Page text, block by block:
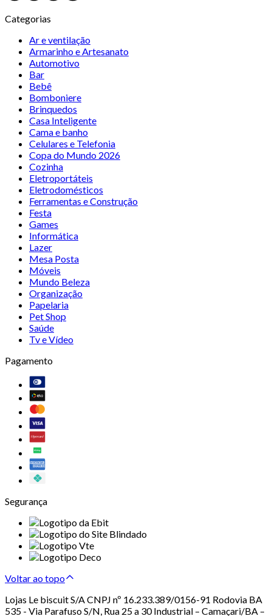
Categorias
Ar e ventilação
Armarinho e Artesanato
Automotivo
Bar
Bebê
Bomboniere
Brinquedos
Casa Inteligente
Cama e banho
Celulares e Telefonia
Copa do Mundo 2026
Cozinha
Eletroportáteis
Eletrodomésticos
Ferramentas e Construção
Festa
Games
Informática
Lazer
Mesa Posta
Móveis
Mundo Beleza
Organização
Papelaria
Pet Shop
Saúde
Tv e Vídeo
Pagamento
Segurança
Voltar ao topo
Lojas Le biscuit S/A CNPJ nº 16.233.389/0156-91 Rodovia BA
535 - Via Parafuso S/N, Rua 25 a 30 Industrial – Camaçari/BA –